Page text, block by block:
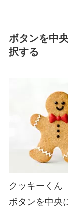
ボタンを中
択する
クッキーくん
ボタンを中央